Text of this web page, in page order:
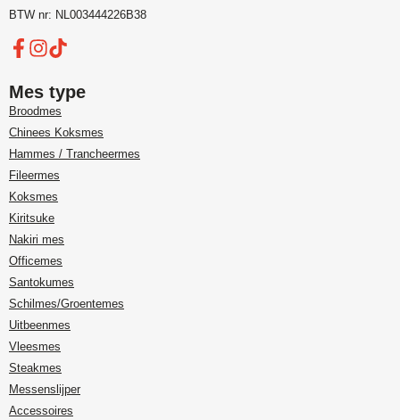
BTW nr: NL003444226B38
Mes type
Broodmes
Chinees Koksmes
Hammes / Trancheermes
Fileermes
Koksmes
Kiritsuke
Nakiri mes
Officemes
Santokumes
Schilmes/Groentemes
Uitbeenmes
Vleesmes
Steakmes
Messenslijper
Accessoires